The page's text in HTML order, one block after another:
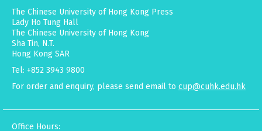
The Chinese University of Hong Kong Press
Lady Ho Tung Hall
The Chinese University of Hong Kong
Sha Tin, N.T.
Hong Kong SAR
Tel: +852 3943 9800
For order and enquiry, please send email to cup@cuhk.edu.hk
Office Hours: